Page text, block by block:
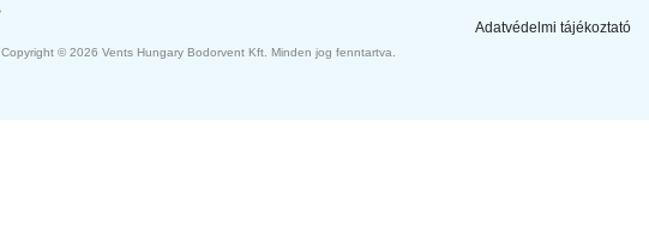
Adatvédelmi tájékoztató
Copyright © 2026 Vents Hungary Bodorvent Kft. Minden jog fenntartva.